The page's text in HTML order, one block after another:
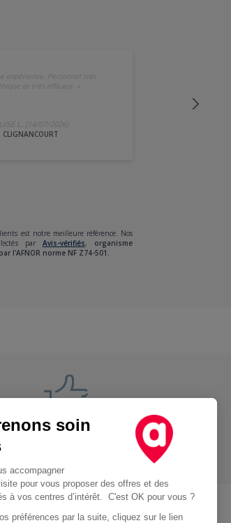
expérience. Personnel très
et très efficace.
L. (14/07/2026)
CLIGNANCOURT
est notre meilleure référence. Nos
par Avis-vérifiés, organisme
l'AFNOR norme NF Z74-501.
soin
accompagner
pour vous proposer des offres et des
à vos centres d’intérêt. C'est OK pour vous ?
préférences par la suite, cliquez sur le lien